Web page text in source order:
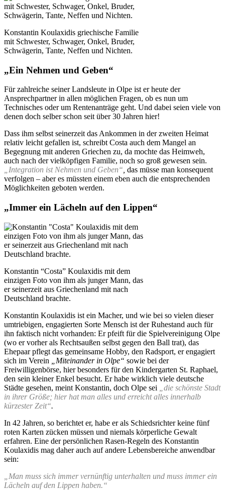
Konstantin Koulaxidis griechische Familie
mit Schwester, Schwager, Onkel, Bruder,
Schwägerin, Tante, Neffen und Nichten.
„Ein Nehmen und Geben“
Für zahlreiche seiner Landsleute in Olpe ist er heute der
Ansprechpartner in allen möglichen Fragen, ob es nun um
Technisches oder um Rentenanträge geht. Und dabei seien viele von
denen doch selber schon seit über 30 Jahren hier!
Dass ihm selbst seinerzeit das Ankommen in der zweiten Heimat
relativ leicht gefallen ist, schreibt Costa auch dem Mangel an
Begegnung mit anderen Griechen zu, da mochte das Heimweh,
auch nach der vielköpfigen Familie, noch so groß gewesen sein.
„Integration ist Nehmen und Geben“ das müsse man konsequent
verfolgen – aber es müssten einem eben auch die entsprechenden
Möglichkeiten geboten werden.
„Immer ein Lächeln auf den Lippen“
Konstantin “Costa” Koulaxidis mit dem
einzigen Foto von ihm als junger Mann, das
er seinerzeit aus Griechenland mit nach
Deutschland brachte.
Konstantin Koulaxidis ist ein Macher, und wie bei so vielen dieser
umtriebigen, engagierten Sorte Mensch ist der Ruhestand auch für
ihn faktisch nicht vorhanden: Er pfeift für die Spielvereinigung Olpe
(wo er vorher als Rechtsaußen selbst gegen den Ball trat), das
Ehepaar pflegt das gemeinsame Hobby, den Radsport, er engagiert
sich im Verein
„Miteinander in Olpe“ sowie bei der
Freiwilligenbörse, hier besonders für den Kindergarten St. Raphael,
den sein kleiner Enkel besucht. Er habe wirklich viele deutsche
Städte gesehen, meint Konstantin, doch Olpe sei
„die schönste Stadt
in ihrer Größe; hier hat man alles und erreicht alles innerhalb
kürzester Zeit“.
In 42 Jahren, so berichtet er, habe er als Schiedsrichter keine fünf
roten Karten zücken müssen und niemals körperliche Gewalt
erfahren. Eine der persönlichen Rasen-Regeln des Konstantin
Koulaxidis mag daher auch auf andere Lebensbereiche anwendbar
sein:
„Man muss sich immer vernünftig unterhalten und muss immer ein
Lächeln auf den Lippen haben.“